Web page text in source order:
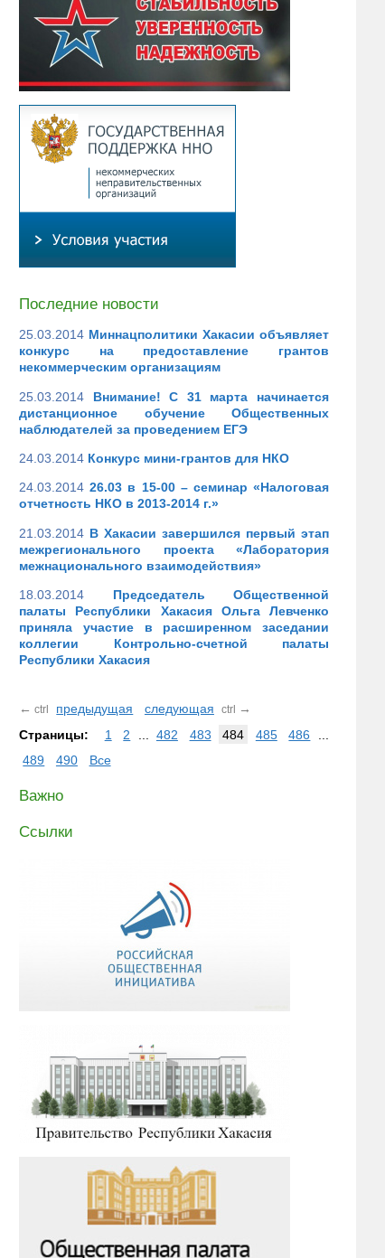
Последние новости
25.03.2014 Миннацполитики Хакасии объявляет
конкурс на предоставление грантов
некоммерческим организациям
25.03.2014
Внимание! С 31 марта начинается
дистанционное обучение Общественных
наблюдателей за проведением ЕГЭ
24.03.2014 Конкурс мини-грантов для НКО
24.03.2014 26.03 в 15-00 – семинар «Налоговая
отчетность НКО в 2013-2014 г.»
21.03.2014 В Хакасии завершился первый этап
межрегионального проекта «Лаборатория
межнационального взаимодействия»
18.03.2014
Председатель Общественной
палаты Республики Хакасия Ольга Левченко
приняла участие в расширенном заседании
коллегии Контрольно-счетной палаты
Республики Хакасия
← ctrl предыдущая следующая ctrl →
Страницы:
1 2 482 483 484 485 486
489
490 Все
Важно
Ссылки